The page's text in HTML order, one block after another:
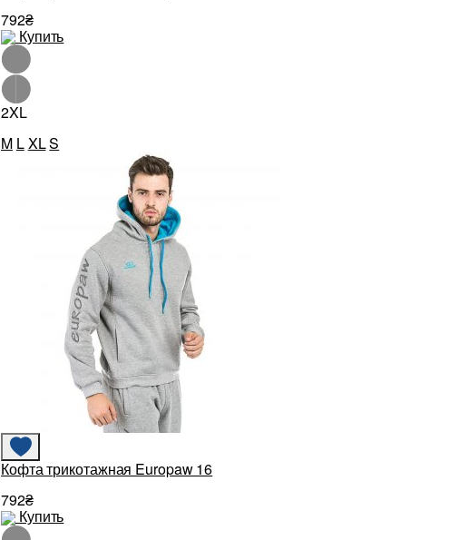
792₴
Купить
2XL
M LXLS
Кофта трикотажная Europaw 16
792₴
Купить